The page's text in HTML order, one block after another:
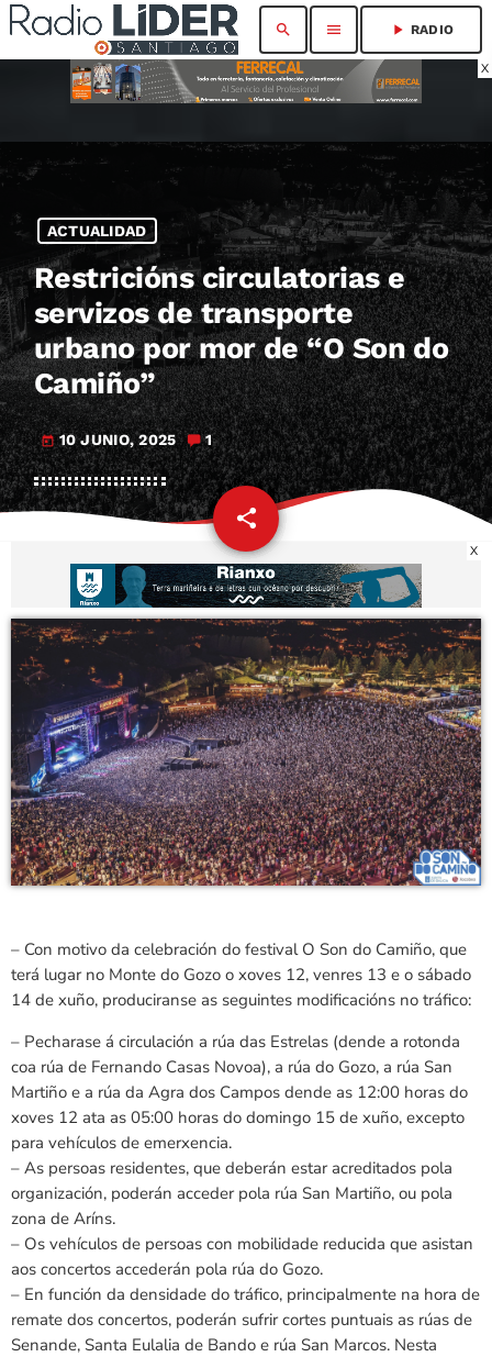
X
search menu play_arrow RADIO
ACTUALIDAD
Restricións circulatorias e
servizos de transporte
urbano por mor de “O Son do
Camiño”
today 10 JUNIO, 2025 1
share
email
X
– Con motivo da celebración do festival O Son do Camiño, que
terá lugar no Monte do Gozo o xoves 12, venres 13 e o sábado
14 de xuño, produciranse as seguintes modificacións no tráfico:
– Pecharase á circulación a rúa das Estrelas (dende a rotonda
coa rúa de Fernando Casas Novoa), a rúa do Gozo, a rúa San
Martiño e a rúa da Agra dos Campos dende as 12:00 horas do
xoves 12 ata as 05:00 horas do domingo 15 de xuño, excepto
para vehículos de emerxencia.
– As persoas residentes, que deberán estar acreditados pola
organización, poderán acceder pola rúa San Martiño, ou pola
zona de Aríns.
– Os vehículos de persoas con mobilidade reducida que asistan
aos concertos accederán pola rúa do Gozo.
– En función da densidade do tráfico, principalmente na hora de
remate dos concertos, poderán sufrir cortes puntuais as rúas de
Senande, Santa Eulalia de Bando e rúa San Marcos. Nesta